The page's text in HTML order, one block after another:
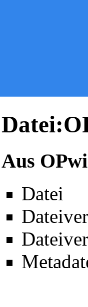
Aus
Datei